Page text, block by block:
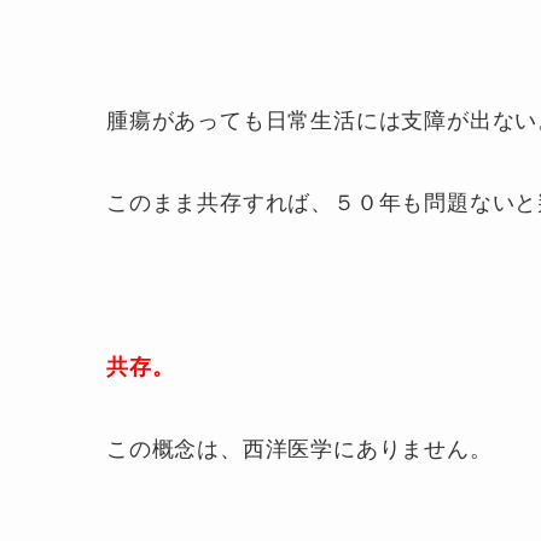
腫瘍があっても日常生活には支障が出ない
このまま共存すれば、５０年も問題ないと
共存。
この概念は、西洋医学にありません。